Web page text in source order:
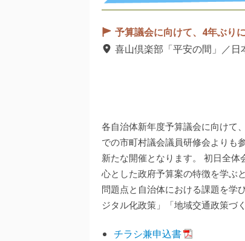
予算議会に向けて、4年ぶり
喜山倶楽部「平安の間」／日
各自治体新年度予算議会に向けて
での市町村議会議員研修会よりも
新たな開催となります。 初日全
心とした政府予算案の特徴を学ぶ
問題点と自治体における課題を学
ジタル化政策」「地域交通政策づ
チラシ兼申込書